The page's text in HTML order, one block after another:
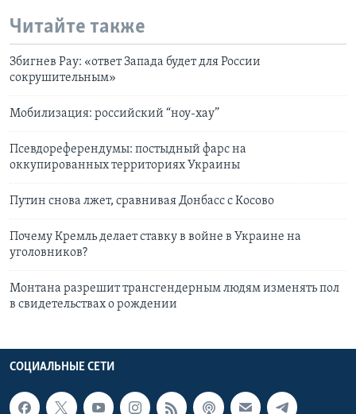
Читайте также
Збигнев Рау: «ответ Запада будет для России
сокрушительным»
Мобилизация: российский “ноу-хау”
Псевдореферендумы: постыдный фарс на
оккупированных территориях Украины
Путин снова лжет, сравнивая Донбасс с Косово
Почему Кремль делает ставку в войне в Украине на
уголовников?
Монтана разрешит трансгендерным людям изменять пол
в свидетельствах о рождении
СОЦИАЛЬНЫЕ СЕТИ